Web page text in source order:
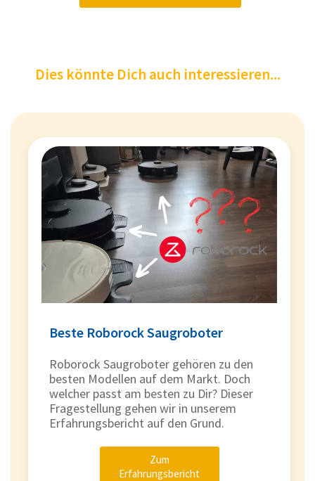
Dies könnte Dich auch interessieren...
Beste Roborock Saugroboter
Roborock Saugroboter gehören zu den
besten Modellen auf dem Markt. Doch
welcher passt am besten zu Dir? Dieser
Fragestellung gehen wir in unserem
Erfahrungsbericht auf den Grund.
Zum
Erfahrungsbericht